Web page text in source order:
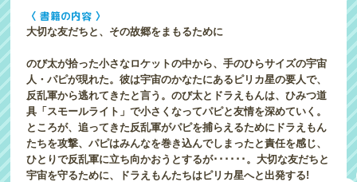
〈 書籍の内容 〉
大切な友だちと、その故郷をまもるために
のび太が拾った小さなロケットの中から、手のひらサイズの宇宙
人・パピが現れた。彼は宇宙のかなたにあるピリカ星の要人で、
反乱軍から逃れてきたと言う。のび太とドラえもんは、ひみつ道
具「スモールライト」で小さくなってパピと友情を深めていく。
ところが、追ってきた反乱軍がパピを捕らえるためにドラえもん
たちを攻撃、パピはみんなを巻き込んでしまったと責任を感じ、
ひとりで反乱軍に立ち向かおうとするが･･････。大切な友だちと
宇宙を守るために、ドラえもんたちはピリカ星へと出発する!